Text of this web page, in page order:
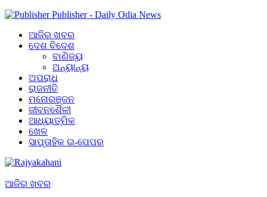
Publisher - Daily Odia News
ଆଜିର ଖବର
ଦେଶ ବିଦେଶ
ବାଣିଜ୍ୟ
ଅନ୍ୟାନ୍ୟ
ଅପରାଧ
ରାଜନୀତି
ମନୋରଞ୍ଜନ
ଜୀବନଶୈଳୀ
ଆଧ୍ୟାତ୍ମିକ
ଖେଳ
ସାପ୍ତାହିକ ଇ-ପେପର
ଆଜିର ଖବର